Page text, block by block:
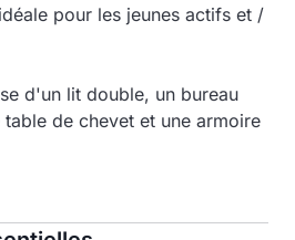
pour les jeunes actifs et /
d'un lit double, un bureau
de chevet et une armoire